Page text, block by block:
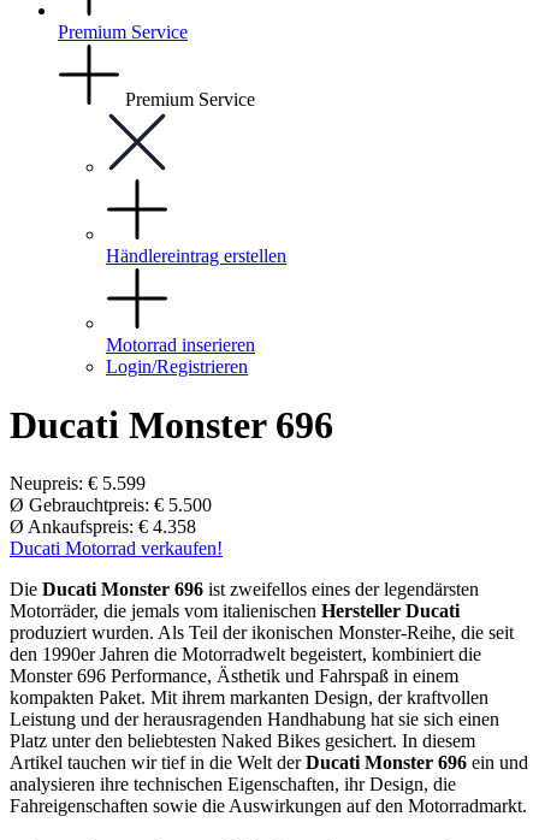
Premium Service
Premium Service
Händlereintrag erstellen
Motorrad inserieren
Login/Registrieren
Ducati Monster 696
Neupreis: € 5.599
Ø Gebrauchtpreis: € 5.500
Ø Ankaufspreis: € 4.358
Ducati Motorrad verkaufen!
Die Ducati Monster 696 ist zweifellos eines der legendärsten
Motorräder, die jemals vom italienischen Hersteller Ducati
produziert wurden. Als Teil der ikonischen Monster-Reihe, die seit
den 1990er Jahren die Motorradwelt begeistert, kombiniert die
Monster 696 Performance, Ästhetik und Fahrspaß in einem
kompakten Paket. Mit ihrem markanten Design, der kraftvollen
Leistung und der herausragenden Handhabung hat sie sich einen
Platz unter den beliebtesten Naked Bikes gesichert. In diesem
Artikel tauchen wir tief in die Welt derDucati Monster 696 ein und
analysieren ihre technischen Eigenschaften, ihr Design, die
Fahreigenschaften sowie die Auswirkungen auf den Motorradmarkt.